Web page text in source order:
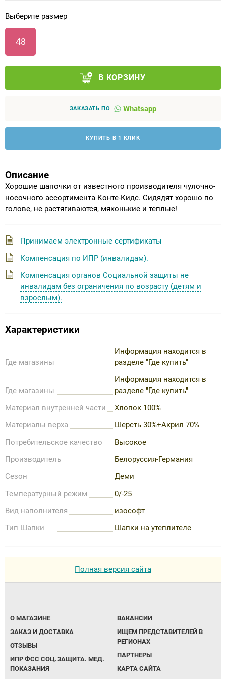
Выберите размер
48
В КОРЗИНУ
ЗАКАЗАТЬ ПО Whatsapp
КУПИТЬ В 1 КЛИК
Описание
Хорошие шапочки от известного производителя чулочно-
носочного ассортимента Конте-Кидс. Сидядят хорошо по
голове, не растягиваются, мяконькие и теплые!
Принимаем электронные сертификаты
Компенсация по ИПР (инвалидам).
Компенсация органов Социальной защиты не
инвалидам без ограничения по возрасту (детям и
взрослым).
Характеристики
Где магазины
Информация находится в
разделе "Где купить"
Где магазины
Информация находится в
разделе "Где купить"
Материал внутренней части
Хлопок 100%
Материалы верха
Шерсть 30%+Акрил 70%
Потребительское качество
Высокое
Производитель
Белоруссия-Германия
Сезон
Деми
Температурный режим
0/-25
Вид наполнителя
изософт
Тип Шапки
Шапки на утеплителе
Полная версия сайта
О МАГАЗИНЕ
ЗАКАЗ И ДОСТАВКА
ОТЗЫВЫ
ИПР ФСС СОЦ.ЗАЩИТА. МЕД.
ПОКАЗАНИЯ
ВАКАНСИИ
ИЩЕМ ПРЕДСТАВИТЕЛЕЙ В
РЕГИОНАХ
ПАРТНЕРЫ
КАРТА САЙТА
Аппараты на суставы
Санитарные приспособления для
инвалидов
Противопролежневые матрасы, подушки
ОПОРЫ, ВЕРТИКАЛИЗАТОРЫ, Оборудование
Индивидуальное изготовление